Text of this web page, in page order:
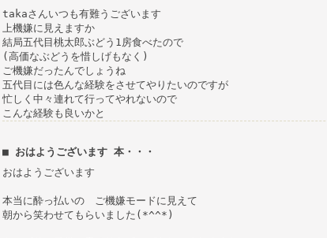
takaさんいつも有難うございます
上機嫌に見えますか
結局五代目桃太郎ぶどう1房食べたので
(高価なぶどうを惜しげもなく)
ご機嫌だったんでしょうね
五代目には色んな経験をさせてやりたいのですが
忙しく中々連れて行ってやれないので
こんな経験も良いかと
■ おはようございます 本・・・
おはようございます
本当に酔っ払いの ご機嫌モードに見えて
朝から笑わせてもらいました(*^^*)